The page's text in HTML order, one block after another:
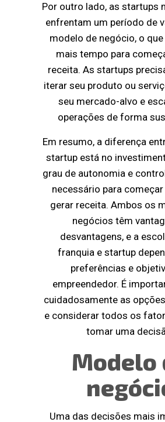
Por outro lado, as startups
enfrentam um período de
modelo de negócio, o
mais tempo para
receita. As startups
iterar seu produto ou
seu mercado-alvo e
operações de forma
Em resumo, a diferença
startup está no
grau de autonomia e
necessário para
gerar receita. Ambos os
negócios têm
desvantagens, e a
franquia e startup
preferências e
empreendedor. É
cuidadosamente as
e considerar todos os
tomar uma
Modelo
Uma das decisões mais